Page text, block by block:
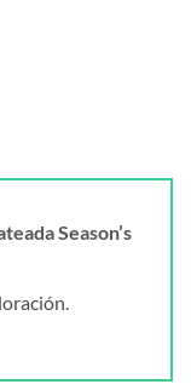
Season’s